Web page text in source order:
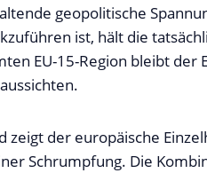
geopolitische
ist, hält die
EU-15-Region bleibt der
zeigt der europäische
Schrumpfung. Die